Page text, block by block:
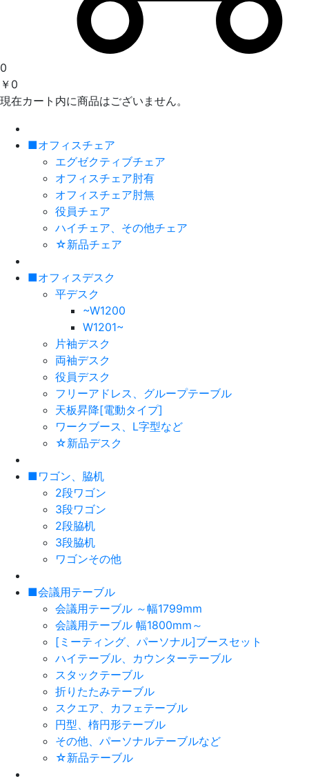
0
￥0
現在カート内に商品はございません。
■オフィスチェア
エグゼクティブチェア
オフィスチェア肘有
オフィスチェア肘無
役員チェア
ハイチェア、その他チェア
☆新品チェア
■オフィスデスク
平デスク
~W1200
W1201~
片袖デスク
両袖デスク
役員デスク
フリーアドレス、グループテーブル
天板昇降[電動タイプ]
ワークブース、L字型など
☆新品デスク
■ワゴン、脇机
2段ワゴン
3段ワゴン
2段脇机
3段脇机
ワゴンその他
■会議用テーブル
会議用テーブル ～幅1799mm
会議用テーブル 幅1800mm～
[ミーティング、パーソナル]ブースセット
ハイテーブル、カウンターテーブル
スタックテーブル
折りたたみテーブル
スクエア、カフェテーブル
円型、楕円形テーブル
その他、パーソナルテーブルなど
☆新品テーブル